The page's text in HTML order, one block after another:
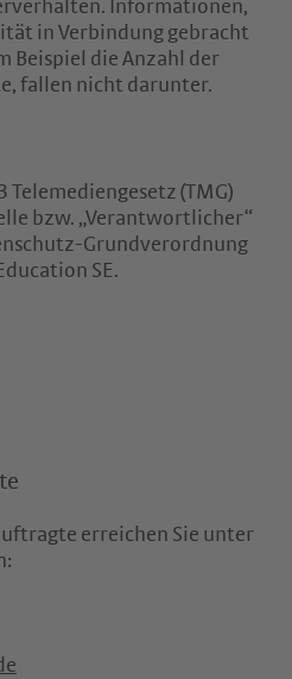
Informationen,
in Verbindung gebracht
Beispiel die Anzahl der
fallen nicht darunter.
Telemediengesetz (TMG)
bzw. „Verantwortlicher“
Grundverordnung
SE.
erreichen Sie unter